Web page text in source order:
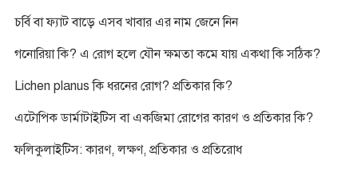
চর্বি বা ফ্যাট বাড়ে এসব খাবার এর নাম জেনে নিন
গনোরিয়া কি? এ রোগ হলে যৌন ক্ষমতা কমে যায় একথা কি সঠিক?
Lichen planus কি ধরনের রোগ? প্রতিকার কি?
এটোপিক ডার্মাটাইটিস বা একজিমা রোগের কারণ ও প্রতিকার কি?
ফলিকুলাইটিস: কারণ, লক্ষণ, প্রতিকার ও প্রতিরোধ